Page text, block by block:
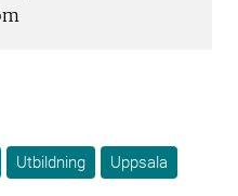
Utbildning Uppsala